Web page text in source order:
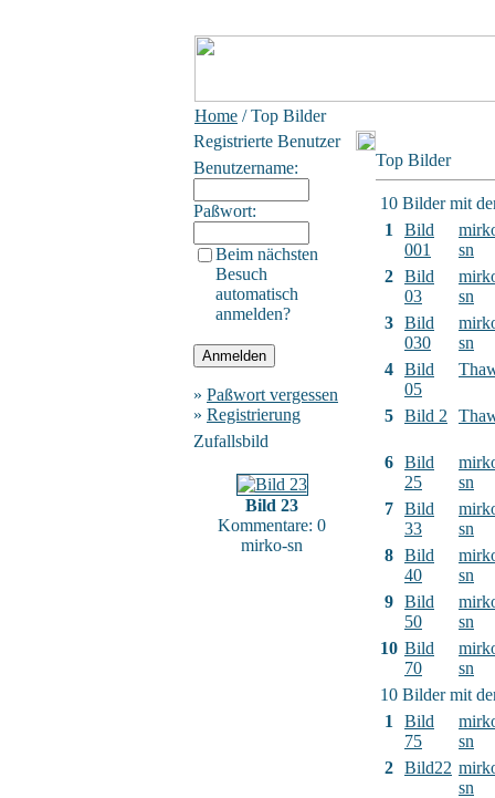
Home / Top Bilder
Registrierte Benutzer
Benutzername:
Paßwort:
Beim nächsten
Besuch
automatisch
anmelden?
» Paßwort vergessen
» Registrierung
Zufallsbild
Bild 23
Kommentare: 0
mirko-sn
Top Bilder
10 Bilder mit
1
Bild
001
sn
2 Bild
03
sn
3 Bild
030
sn
4 Bild
05
5 Bild 2
6 Bild
25
sn
7 Bild
33
sn
8 Bild
40
sn
9 Bild
50
sn
10 Bild
70
sn
10 Bilder mit
1
Bild
75
sn
2 Bild22
sn